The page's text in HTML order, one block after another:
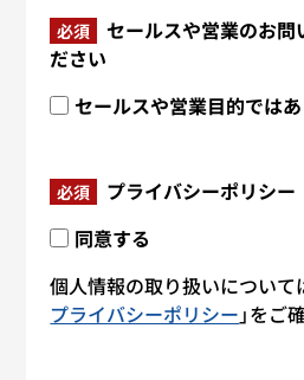
必須
セールスや営業のお問
ださい
セールスや営業目的では
必須
プライバシーポリシー
同意する
個人情報の取り扱いについて
プライバシーポリシー 」をご